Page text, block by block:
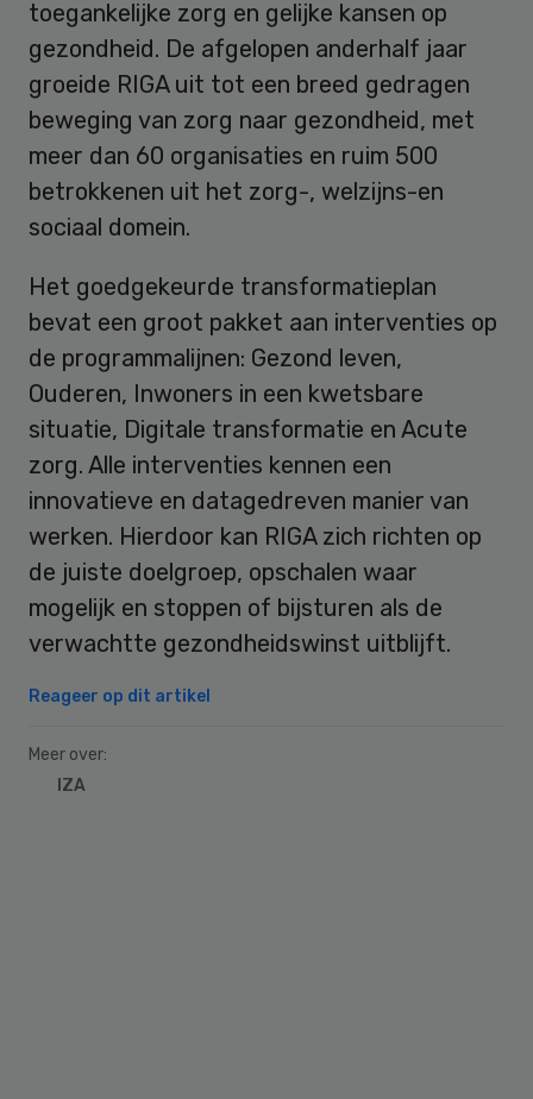
toegankelijke zorg en gelijke kansen op
gezondheid. De afgelopen anderhalf jaar
groeide RIGA uit tot een breed gedragen
beweging van zorg naar gezondheid, met
meer dan 60 organisaties en ruim 500
betrokkenen uit het zorg-, welzijns-en
sociaal domein.
Het goedgekeurde transformatieplan
bevat een groot pakket aan interventies op
de programmalijnen: Gezond leven,
Ouderen, Inwoners in een kwetsbare
situatie, Digitale transformatie en Acute
zorg. Alle interventies kennen een
innovatieve en datagedreven manier van
werken. Hierdoor kan RIGA zich richten op
de juiste doelgroep, opschalen waar
mogelijk en stoppen of bijsturen als de
verwachtte gezondheidswinst uitblijft.
Reageer op dit artikel
Meer over:
IZA